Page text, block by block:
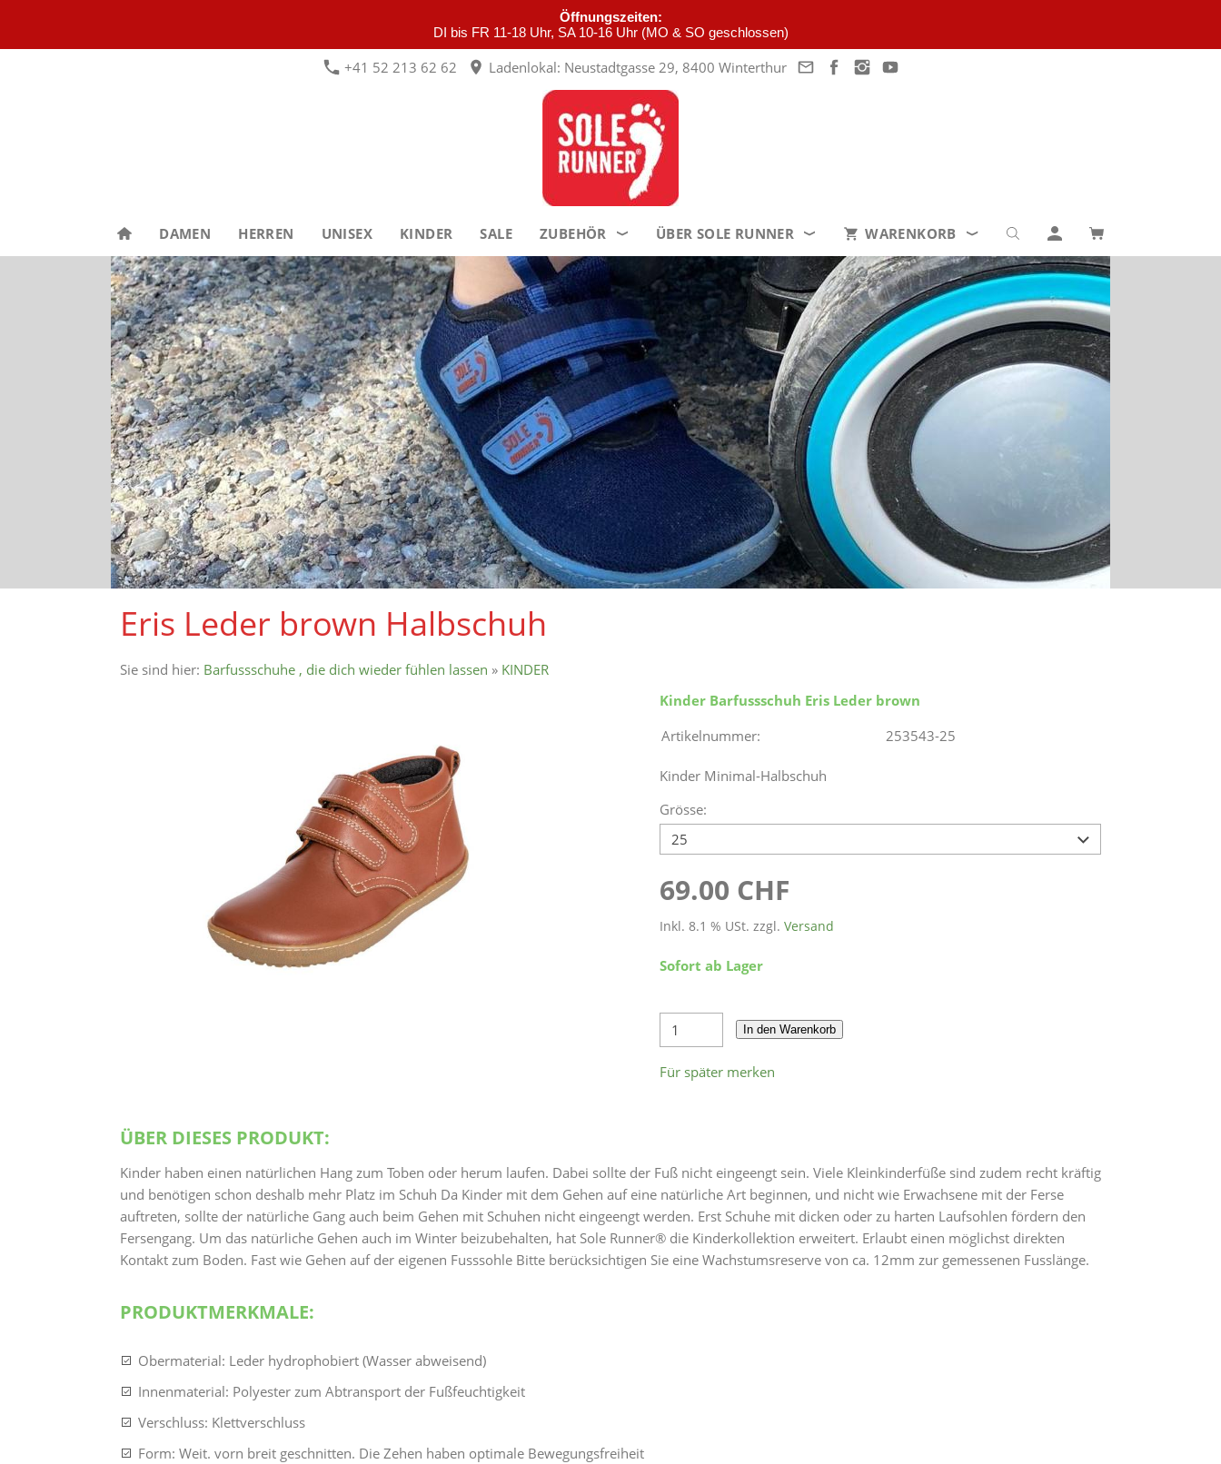
Öffnungszeiten:
DI bis FR 11-18 Uhr, SA 10-16 Uhr (MO & SO geschlossen)
+41 52 213 62 62 Ladenlokal: Neustadtgasse 29, 8400 Winterthur
DAMEN HERREN UNISEX KINDER SALE ZUBEHÖR ÜBER SOLE RUNNER WARENKORB
Eris Leder brown Halbschuh
Sie sind hier: Barfussschuhe , die dich wieder fühlen lassen » KINDER
Kinder Barfussschuh Eris Leder brown
Artikelnummer:
253543-25
Kinder Minimal-Halbschuh
Grösse:
69.00 CHF
Inkl. 8.1 % USt. zzgl. Versand
Sofort ab Lager
In den Warenkorb
Für später merken
ÜBER DIESES PRODUKT:
Kinder haben einen natürlichen Hang zum Toben oder herum laufen. Dabei sollte der Fuß nicht eingeengt sein. Viele Kleinkinderfüße sind zudem recht kräftig
und benötigen schon deshalb mehr Platz im Schuh Da Kinder mit dem Gehen auf eine natürliche Art beginnen, und nicht wie Erwachsene mit der Ferse
auftreten, sollte der natürliche Gang auch beim Gehen mit Schuhen nicht eingeengt werden. Erst Schuhe mit dicken oder zu harten Laufsohlen fördern den
Fersengang. Um das natürliche Gehen auch im Winter beizubehalten, hat Sole Runner® die Kinderkollektion erweitert. Erlaubt einen möglichst direkten
Kontakt zum Boden. Fast wie Gehen auf der eigenen Fusssohle Bitte berücksichtigen Sie eine Wachstumsreserve von ca. 12mm zur gemessenen Fusslänge.
PRODUKTMERKMALE:
Obermaterial: Leder hydrophobiert (Wasser abweisend)
Innenmaterial: Polyester zum Abtransport der Fußfeuchtigkeit
Verschluss: Klettverschluss
Form: Weit. vorn breit geschnitten. Die Zehen haben optimale Bewegungsfreiheit